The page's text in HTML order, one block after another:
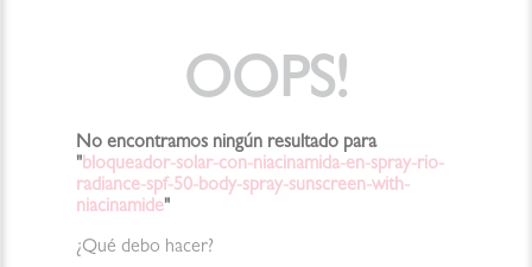
OOPS!
No encontramos ningún resultado para
"bloqueador-solar-con-niacinamida-en-spray-rio-
radiance-spf-50-body-spray-sunscreen-with-
niacinamide"
¿Qué debo hacer?